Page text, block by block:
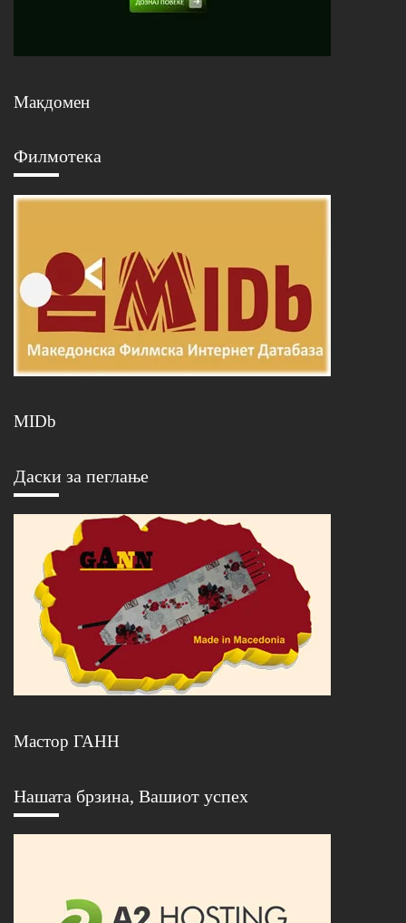
Макдомен
Филмотека
MIDb
Даски за пеглање
Мастор ГАНН
Нашата брзина, Вашиот успех